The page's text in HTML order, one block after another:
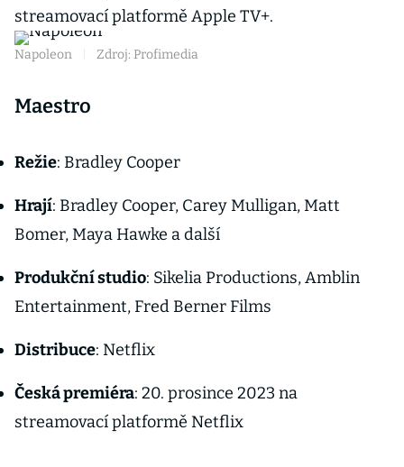
streamovací platformě Apple TV+.
Napoleon Zdroj: Profimedia
Maestro
Režie: Bradley Cooper
Hrají: Bradley Cooper, Carey Mulligan, Matt
Bomer, Maya Hawke a další
Produkční studio: Sikelia Productions, Amblin
Entertainment, Fred Berner Films
Distribuce: Netflix
Česká premiéra: 20. prosince 2023 na
streamovací platformě Netflix